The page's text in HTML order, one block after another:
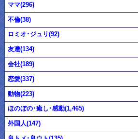
ママ(296)
不倫(38)
ロミオ･ジュリ(92)
友達(134)
会社(189)
恋愛(337)
動物(223)
ほのぼの･癒し･感動(1,465)
外国人(147)